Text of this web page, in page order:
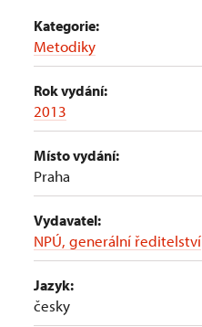
Kategorie:
Metodiky
Rok vydání:
2013
Místo vydání:
Praha
Vydavatel:
NPÚ, generální ředitelství
Jazyk:
česky